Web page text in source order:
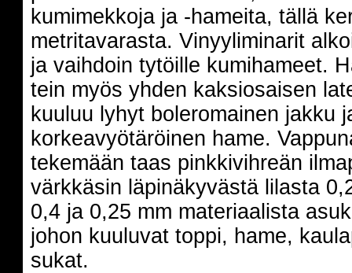
kumimekkoja ja -hameita, tällä
metritavarasta. Vinyyliminarit
ja vaihdoin tytöille kumihameet.
tein myös yhden kaksiosaisen
kuuluu lyhyt boleromainen jakku
korkeavyötäröinen hame.
tekemään taas pinkkivihreän
värkkäsin läpinäkyvästä lilasta
0,4 ja 0,25 mm materiaalista
johon kuuluvat toppi, hame,
sukat.